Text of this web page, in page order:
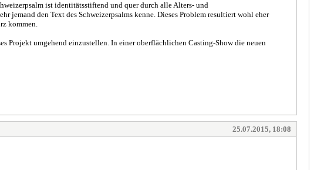
ist identitätsstiftend und quer durch alle Alters- und
jemand den Text des Schweizerpsalms kenne. Dieses Problem resultiert wohl eher
kommen.
Projekt umgehend einzustellen. In einer oberflächlichen Casting-Show die neuen
25.07.2015, 18:08